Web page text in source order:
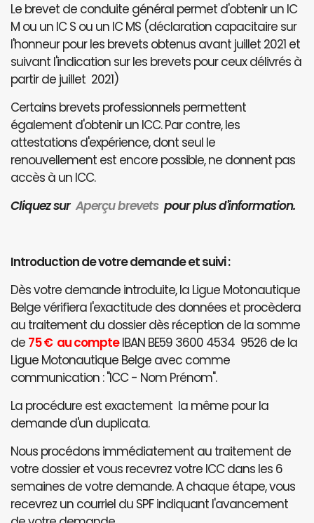
Le brevet de conduite général permet d'obtenir un IC
M ou un IC S ou un IC MS (déclaration capacitaire sur
l'honneur pour les brevets obtenus avant juillet 2021 et
suivant l'indication sur les brevets pour ceux délivrés à
partir de juillet 2021)
Certains brevets professionnels permettent
également d'obtenir un ICC. Par contre, les
attestations d'expérience, dont seul le
renouvellement est encore possible, ne donnent pas
accès à un ICC.
Cliquez surAperçu brevets pour plus d'information.
Introduction de votre demande et suivi :
Dès votre demande introduite, la Ligue Motonautique
Belge vérifiera l'exactitude des données et procèdera
au traitement du dossier dès réception de la somme
de 75 € au compteIBAN BE59 3600 4534 9526 de la
Ligue Motonautique Belge avec comme
communication : "ICC - Nom Prénom".
La procédure est exactement la même pour la
demande d'un duplicata.
Nous procédons immédiatement au traitement de
votre dossier et vous recevrez votre ICC dans les 6
semaines de votre demande. A chaque étape, vous
recevrez un courriel du SPF indiquant l'avancement